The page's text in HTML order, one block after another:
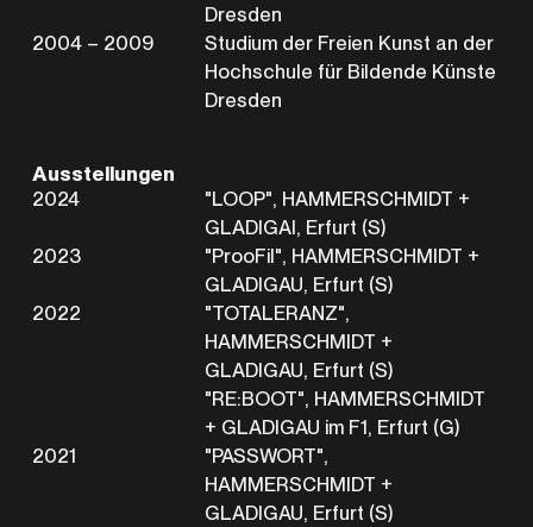
Dresden
2004 – 2009
Studium der Freien Kunst an der
Hochschule für Bildende Künste
Dresden
Ausstellungen
2024
"LOOP", HAMMERSCHMIDT +
GLADIGAI, Erfurt (S)
2023
"ProoFil", HAMMERSCHMIDT +
GLADIGAU, Erfurt (S)
2022
"TOTALERANZ",
HAMMERSCHMIDT +
GLADIGAU, Erfurt (S)
"RE:BOOT", HAMMERSCHMIDT
+ GLADIGAU im F1, Erfurt (G)
2021
"PASSWORT",
HAMMERSCHMIDT +
GLADIGAU, Erfurt (S)